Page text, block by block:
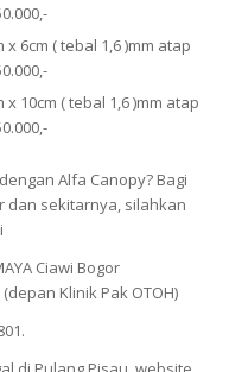
6cm ( tebal 1,6 )mm atap
10cm ( tebal 1,6 )mm atap
Alfa Canopy? Bagi
dan sekitarnya, silahkan
Ciawi Bogor
Klinik Pak OTOH)